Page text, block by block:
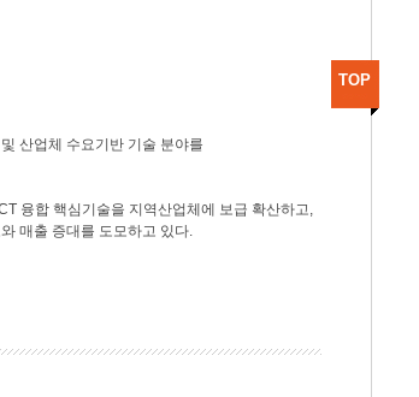
산업체 수요기반 기술 분야를
융합 핵심기술을 지역산업체에 보급 확산하고,
매출 증대를 도모하고 있다.
TOP